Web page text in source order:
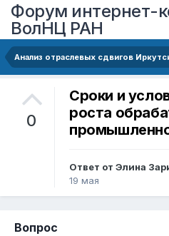
Форум интернет-
ВолНЦ РАН
0
Сроки и
роста
Ответ от Элина
19 мая
Вопрос